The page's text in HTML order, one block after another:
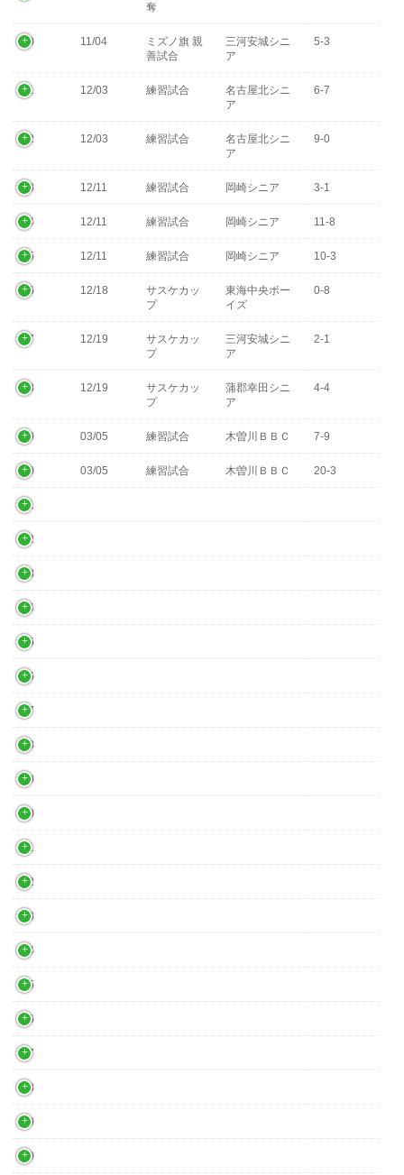
奪
20 11/04
ミズノ旗 親
善試合
三河安城シニ
ア
5-3
21 12/03 練習試合
名古屋北シニ
ア
6-7
22 12/03 練習試合
名古屋北シニ
ア
9-0
23 12/11 練習試合 岡崎シニア 3-1
24 12/11 練習試合 岡崎シニア 11-8
25 12/11 練習試合 岡崎シニア 10-3
26 12/18
サスケカッ
プ
東海中央ボー
イズ
0-8
27 12/19
サスケカッ
プ
三河安城シニ
ア
2-1
28 12/19
サスケカッ
プ
蒲郡幸田シニ
ア
4-4
29 03/05 練習試合 木曽川ＢＢＣ 7-9
30 03/05 練習試合 木曽川ＢＢＣ 20-3
31
32
33
34
35
36
37
38
39
40
41
42
43
44
45
46
47
48
49
50